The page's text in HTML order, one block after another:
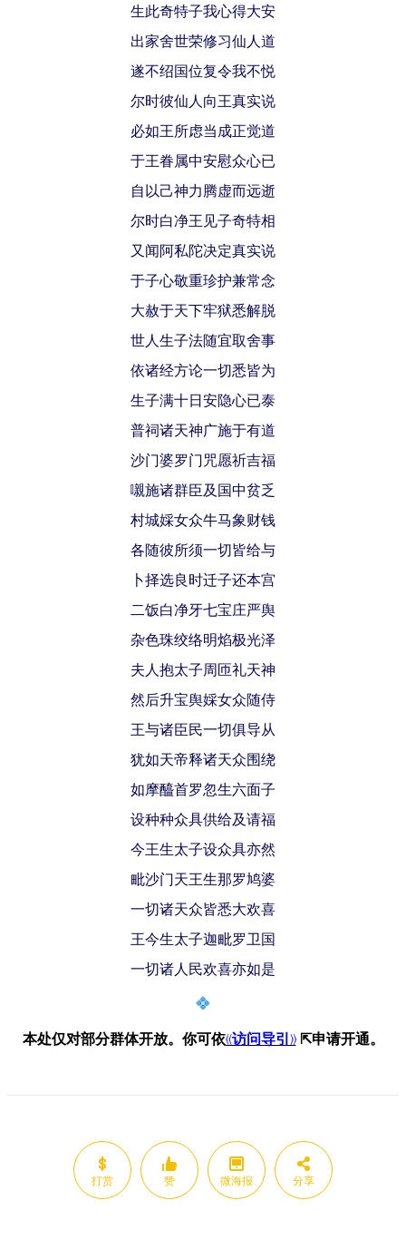
生此奇特子我心得大安
出家舍世荣修习仙人道
遂不绍国位复令我不悦
尔时彼仙人向王真实说
必如王所虑当成正觉道
于王眷属中安慰众心已
自以己神力腾虚而远逝
尔时白净王见子奇特相
又闻阿私陀决定真实说
于子心敬重珍护兼常念
大赦于天下牢狱悉解脱
世人生子法随宜取舍事
依诸经方论一切悉皆为
生子满十日安隐心已泰
普祠诸天神广施于有道
沙门婆罗门咒愿祈吉福
嚫施诸群臣及国中贫乏
村城婇女众牛马象财钱
各随彼所须一切皆给与
卜择选良时迁子还本宫
二饭白净牙七宝庄严舆
杂色珠绞络明焰极光泽
夫人抱太子周匝礼天神
然后升宝舆婇女众随侍
王与诸臣民一切俱导从
犹如天帝释诸天众围绕
如摩醯首罗忽生六面子
设种种众具供给及请福
今王生太子设众具亦然
毗沙门天王生那罗鸠婆
一切诸天众皆悉大欢喜
王今生太子迦毗罗卫国
一切诸人民欢喜亦如是
本处仅对部分群体开放。 你可依《访问导引》⇱申请开通。
打赏 赞 微海报 分享